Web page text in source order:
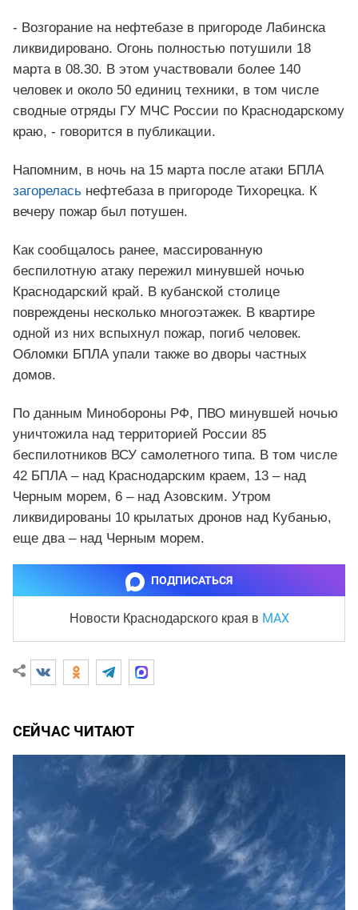
- Возгорание на нефтебазе в пригороде Лабинска
ликвидировано. Огонь полностью потушили 18
марта в 08.30. В этом участвовали более 140
человек и около 50 единиц техники, в том числе
сводные отряды ГУ МЧС России по Краснодарскому
краю, - говорится в публикации.
Напомним, в ночь на 15 марта после атаки БПЛА
загорелась нефтебаза в пригороде Тихорецка. К
вечеру пожар был потушен.
Как сообщалось ранее, массированную
беспилотную атаку пережил минувшей ночью
Краснодарский край. В кубанской столице
повреждены несколько многоэтажек. В квартире
одной из них вспыхнул пожар, погиб человек.
Обломки БПЛА упали также во дворы частных
домов.
По данным Минобороны РФ, ПВО минувшей ночью
уничтожила над территорией России 85
беспилотников ВСУ самолетного типа. В том числе
42 БПЛА – над Краснодарским краем, 13 – над
Черным морем, 6 – над Азовским. Утром
ликвидированы 10 крылатых дронов над Кубанью,
еще два – над Черным морем.
ПОДПИСАТЬСЯ
Новости Краснодарского края в MAX
СЕЙЧАС ЧИТАЮТ